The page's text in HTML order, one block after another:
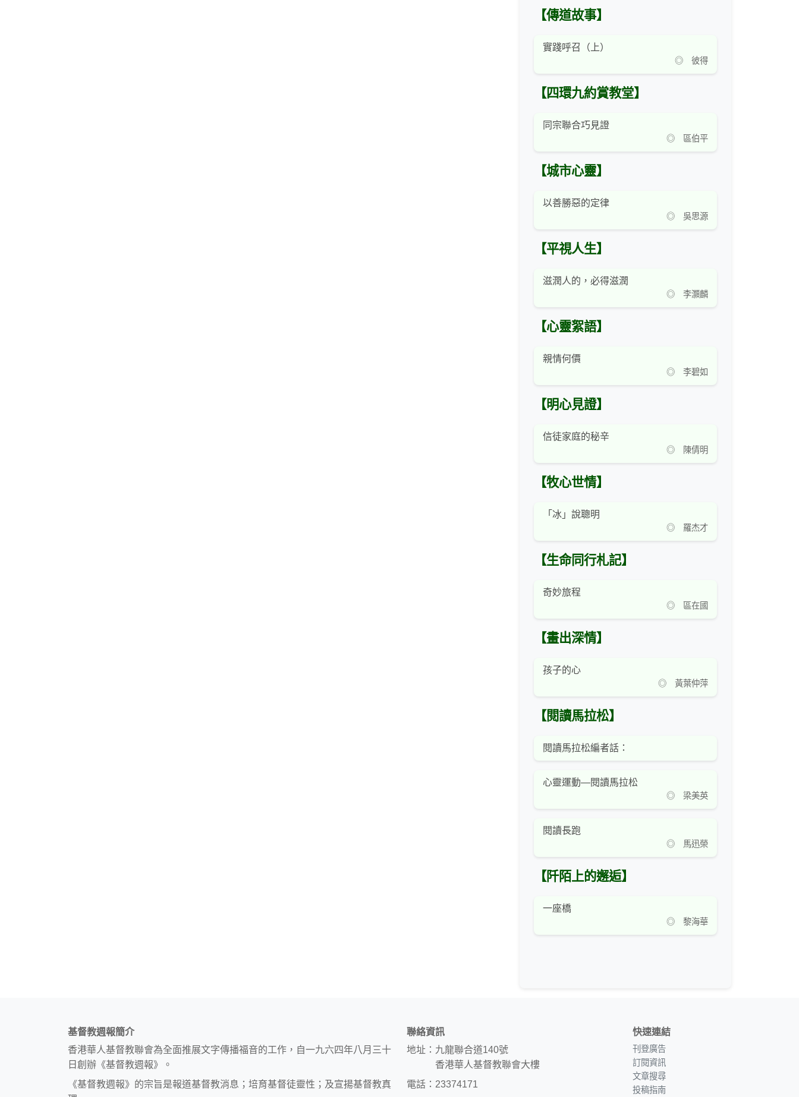
【傳道故事】
實踐呼召（上）
◎ 彼得
【四環九約賞教堂】
同宗聯合巧見證
◎ 區伯平
【城市心靈】
以善勝惡的定律
◎ 吳思源
【平視人生】
滋潤人的，必得滋潤
◎ 李灝麟
【心靈絮語】
親情何價
◎ 李碧如
【明心見證】
信徒家庭的秘辛
◎ 陳倩明
【牧心世情】
「冰」說聰明
◎ 羅杰才
【生命同行札記】
奇妙旅程
◎ 區在國
【畫出深情】
孩子的心
◎ 黃葉仲萍
【閱讀馬拉松】
閱讀馬拉松編者話：
心靈運動—閱讀馬拉松
◎ 梁美英
閱讀長跑
◎ 馬迅榮
【阡陌上的邂逅】
一座橋
◎ 黎海華
基督教週報簡介
香港華人基督教聯會為全面推展文字傳播福音的工作，自一九六四年八月三十
日創辦《基督教週報》。
《基督教週報》的宗旨是報道基督教消息；培育基督徒靈性；及宣揚基督教真
聯絡資訊
地址：九龍聯合道140號
香港華人基督教聯會大樓
電話：23374171
快速連結
刊登廣告
訂閱資訊
文章搜尋
投稿指南